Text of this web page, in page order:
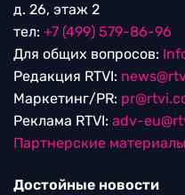
д. 26, этаж 2
тел: +7 (499) 579-86-96
Для общих вопросов:
Редакция RTVI:
Маркетинг/PR:
Реклама RTVI: adv-
Партнерские материалы
Достойные новости